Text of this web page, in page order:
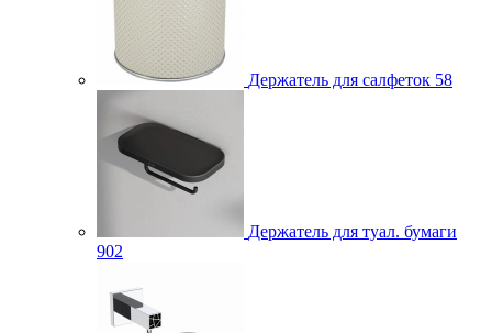
Держатель для салфеток 58
Держатель для туал. бумаги
902